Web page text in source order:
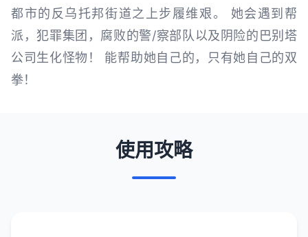
都市的反乌托邦街道之上步履维艰。 她会遇到帮
派，犯罪集团，腐败的警/察部队以及阴险的巴别塔
公司生化怪物！ 能帮助她自己的，只有她自己的双
拳！
使用攻略